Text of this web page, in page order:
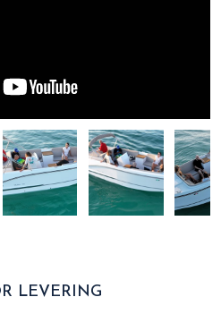
LEVERING